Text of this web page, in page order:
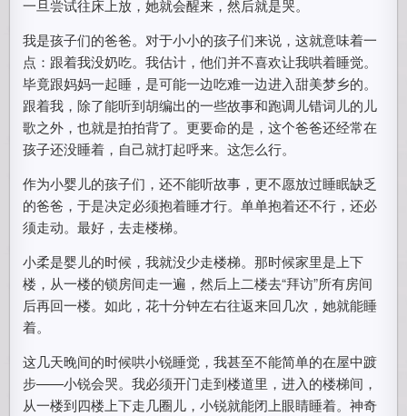
一旦尝试往床上放，她就会醒来，然后就是哭。
我是孩子们的爸爸。对于小小的孩子们来说，这就意味着一
点：跟着我没奶吃。我估计，他们并不喜欢让我哄着睡觉。
毕竟跟妈妈一起睡，是可能一边吃难一边进入甜美梦乡的。
跟着我，除了能听到胡编出的一些故事和跑调儿错词儿的儿
歌之外，也就是拍拍背了。更要命的是，这个爸爸还经常在
孩子还没睡着，自己就打起呼来。这怎么行。
作为小婴儿的孩子们，还不能听故事，更不愿放过睡眠缺乏
的爸爸，于是决定必须抱着睡才行。单单抱着还不行，还必
须走动。最好，去走楼梯。
小柔是婴儿的时候，我就没少走楼梯。那时候家里是上下
楼，从一楼的锁房间走一遍，然后上二楼去“拜访”所有房间
后再回一楼。如此，花十分钟左右往返来回几次，她就能睡
着。
这几天晚间的时候哄小锐睡觉，我甚至不能简单的在屋中踱
步——小锐会哭。我必须开门走到楼道里，进入的楼梯间，
从一楼到四楼上下走几圈儿，小锐就能闭上眼睛睡着。神奇